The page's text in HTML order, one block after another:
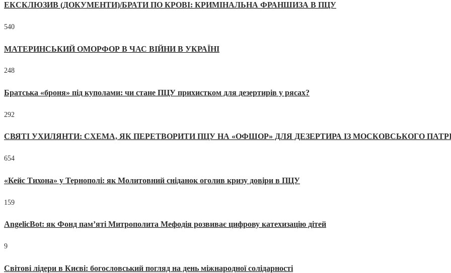
ЕКСКЛЮЗИВ (ДОКУМЕНТИ)/БРАТИ ПО КРОВІ: КРИМІНАЛЬНА ФРАНШИЗА В ПЦУ
540
МАТЕРИНСЬКИЙ ОМОРФОР В ЧАС ВІЙНИ В УКРАЇНІ
248
Братська «броня» під куполами: чи стане ПЦУ прихистком для дезертирів у рясах?
292
СВЯТІ УХИЛЯНТИ: СХЕМА, ЯК ПЕРЕТВОРИТИ ПЦУ НА «ОФШОР» ДЛЯ ДЕЗЕРТИРА ІЗ МОСКОВСЬКОГО
654
«Кейс Тихона» у Тернополі: як Молитовний сніданок оголив кризу довіри в ПЦУ
159
AngelicBot: як Фонд пам’яті Митрополита Мефодія розвиває цифрову катехизацію дітей
9
Світові лідери в Києві: богословський погляд на день міжнародної солідарності